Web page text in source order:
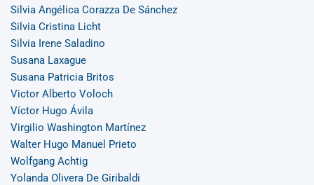
Silvia Angélica Corazza De Sánchez
Silvia Cristina Licht
Silvia Irene Saladino
Susana Laxague
Susana Patricia Britos
Victor Alberto Voloch
Víctor Hugo Ávila
Virgilio Washington Martínez
Walter Hugo Manuel Prieto
Wolfgang Achtig
Yolanda Olivera De Giribaldi